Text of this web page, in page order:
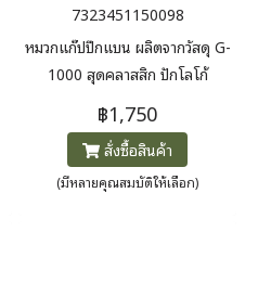
7323451150098
หมวกแก๊ปปีกแบน ผลิตจากวัสดุ G-
1000 สุดคลาสสิก ปักโลโก้
ขนาดโลหะด้านหลังเพื่อให้กระชับ
พอดี และมีรูระบายอากาศเพื่อ
ระบายความร้อน
฿1,750
สั่งซื้อสินค้า
(มีหลายคุณสมบัติให้เลือก)